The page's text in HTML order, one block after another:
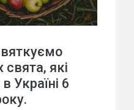
які
Україні 6